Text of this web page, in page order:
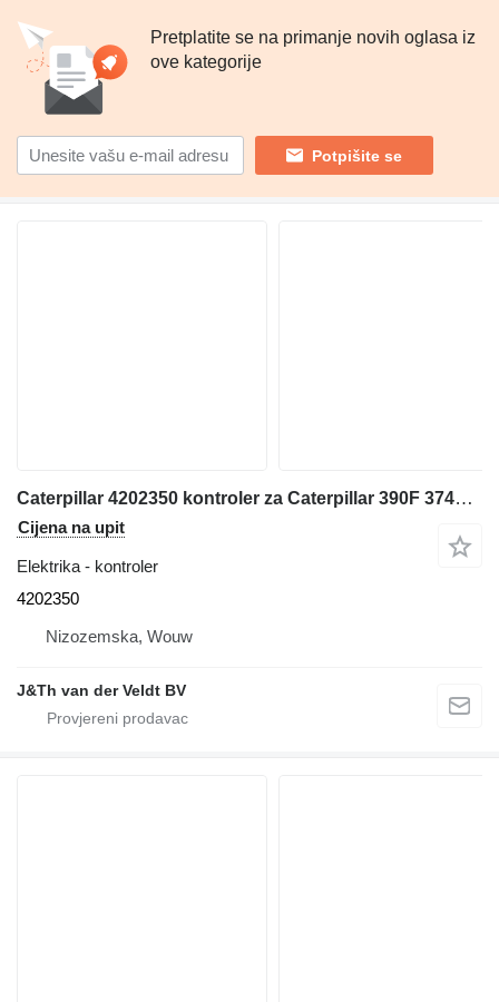
Pretplatite se na primanje novih oglasa iz
ove kategorije
Potpišite se
Caterpillar 4202350 kontroler za Caterpillar 390F 374F bagera
Cijena na upit
Elektrika - kontroler
4202350
Nizozemska, Wouw
J&Th van der Veldt BV